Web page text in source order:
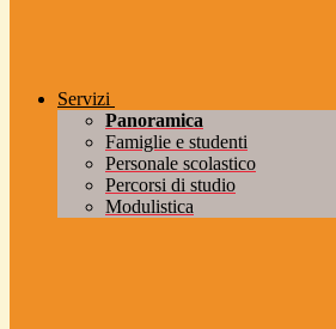
Servizi
Panoramica
Famiglie e studenti
Personale scolastico
Percorsi di studio
Modulistica